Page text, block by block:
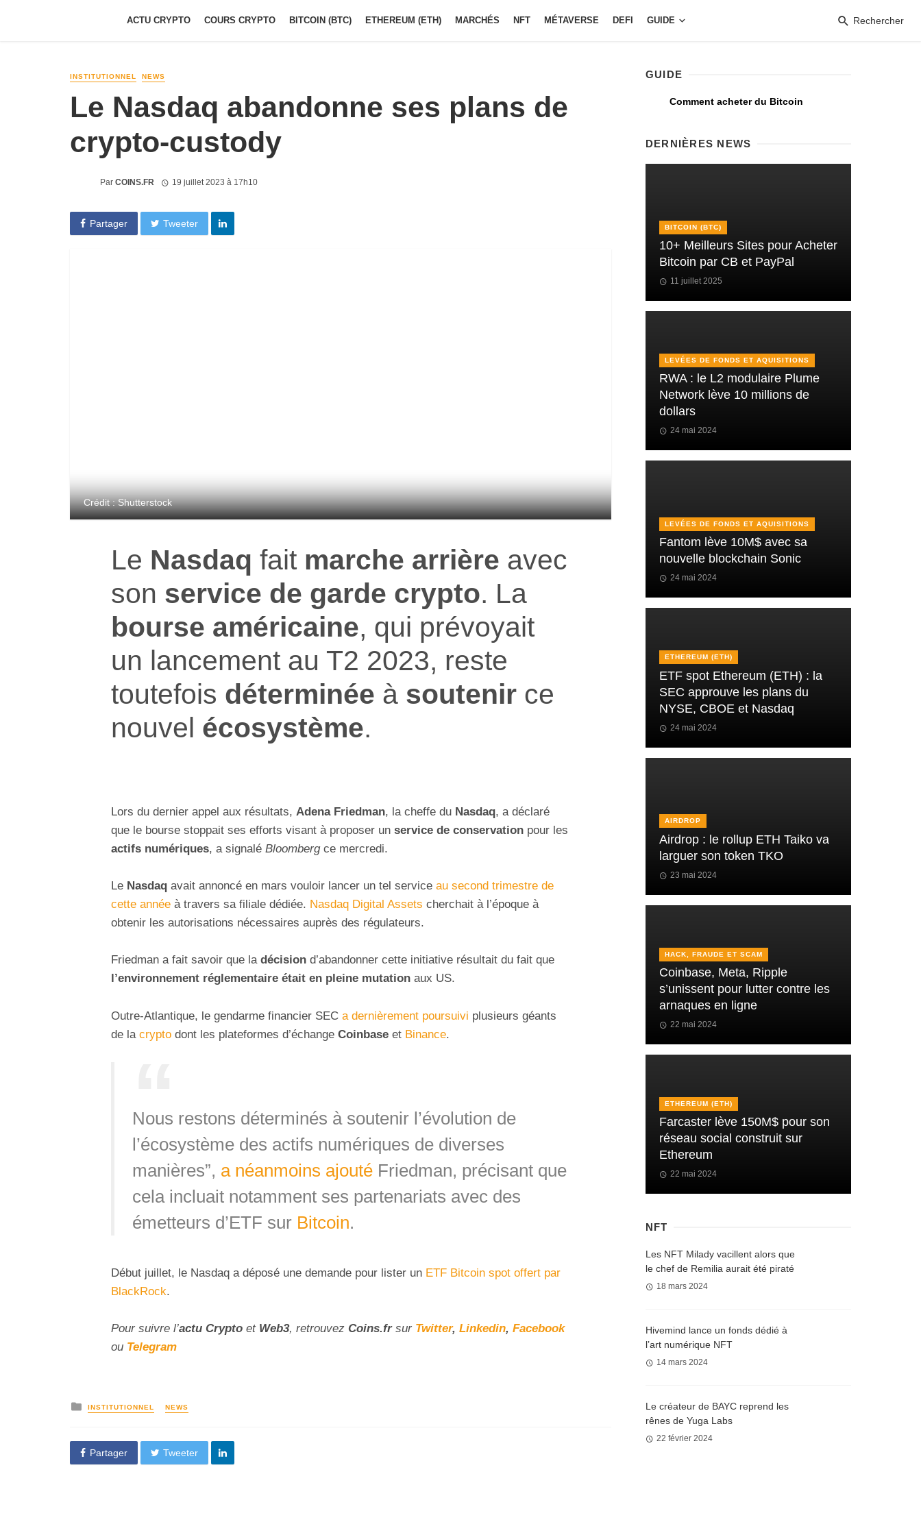
ACTU CRYPTO COURS CRYPTO BITCOIN (BTC) ETHEREUM (ETH) MARCHÉS NFT MÉTAVERSE DEFI GUIDE Rechercher
INSTITUTIONNEL NEWS
Le Nasdaq abandonne ses plans de
crypto-custody
Par COINS.FR 19 juillet 2023 à 17h10
Partager Tweeter
Crédit : Shutterstock
Le Nasdaq fait marche arrière avec
son service de garde crypto. La
bourse américaine, qui prévoyait
un lancement au T2 2023, reste
toutefois déterminée à soutenir ce
nouvel écosystème.
Lors du dernier appel aux résultats, Adena Friedman, la cheffe du Nasdaq, a déclaré
que le bourse stoppait ses efforts visant à proposer un service de conservation pour les
actifs numériques, a signalé Bloombergce mercredi.
Le Nasdaq avait annoncé en mars vouloir lancer un tel service au second trimestre de
cette année à travers sa filiale dédiée. Nasdaq Digital Assets cherchait à l’époque à
obtenir les autorisations nécessaires auprès des régulateurs.
Friedman a fait savoir que la décision d’abandonner cette initiative résultait du fait que
l’environnement réglementaire était en pleine mutation aux US.
Outre-Atlantique, le gendarme financier SEC a dernièrement poursuivi plusieurs géants
de la crypto dont les plateformes d’échange Coinbase et Binance.
Nous restons déterminés à soutenir l’évolution de
l’écosystème des actifs numériques de diverses
manières”, a néanmoins ajoutéFriedman, précisant que
cela incluait notamment ses partenariats avec des
émetteurs d’ETF sur Bitcoin.
Début juillet, le Nasdaq a déposé une demande pour lister un ETF Bitcoin spot offert par
BlackRock.
Pour suivre l’actu Crypto et Web3, retrouvez Coins.fr sur Twitter, Linkedin, Facebook
ou Telegram
INSTITUTIONNEL NEWS
Partager Tweeter
GUIDE
Comment acheter du Bitcoin
DERNIÈRES NEWS
BITCOIN (BTC)
10+ Meilleurs Sites pour Acheter
Bitcoin par CB et PayPal
11 juillet 2025
LEVÉES DE FONDS ET AQUISITIONS
RWA : le L2 modulaire Plume
Network lève 10 millions de
dollars
24 mai 2024
LEVÉES DE FONDS ET AQUISITIONS
Fantom lève 10M$ avec sa
nouvelle blockchain Sonic
24 mai 2024
ETHEREUM (ETH)
ETF spot Ethereum (ETH) : la
SEC approuve les plans du
NYSE, CBOE et Nasdaq
24 mai 2024
AIRDROP
Airdrop : le rollup ETH Taiko va
larguer son token TKO
23 mai 2024
HACK, FRAUDE ET SCAM
Coinbase, Meta, Ripple
s’unissent pour lutter contre les
arnaques en ligne
22 mai 2024
ETHEREUM (ETH)
Farcaster lève 150M$ pour son
réseau social construit sur
Ethereum
22 mai 2024
NFT
Les NFT Milady vacillent alors que
le chef de Remilia aurait été piraté
18 mars 2024
Hivemind lance un fonds dédié à
l’art numérique NFT
14 mars 2024
Le créateur de BAYC reprend les
rênes de Yuga Labs
22 février 2024